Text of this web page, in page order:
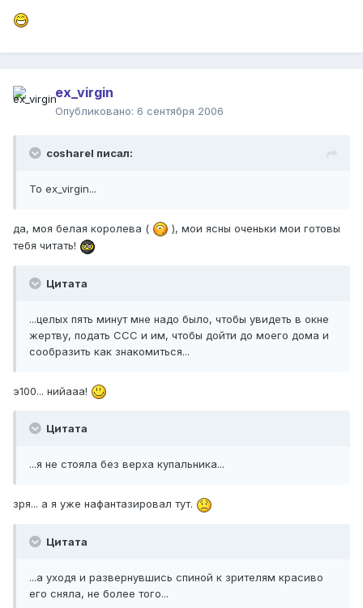
ex_virgin
Опубликовано: 6 сентября 2006
cosharel писал:
To ex_virgin...
да, моя белая королева (
), мои ясны оченьки мои готовы
тебя читать!
Цитата
...целых пять минут мне надо было, чтобы увидеть в окне
жертву, подать ССС и им, чтобы дойти до моего дома и
сообразить как знакомиться...
э100... нийааа!
Цитата
...я не стояла без верха купальника...
зря... а я уже нафантазировал тут.
Цитата
...а уходя и развернувшись спиной к зрителям красиво
его сняла, не более того...